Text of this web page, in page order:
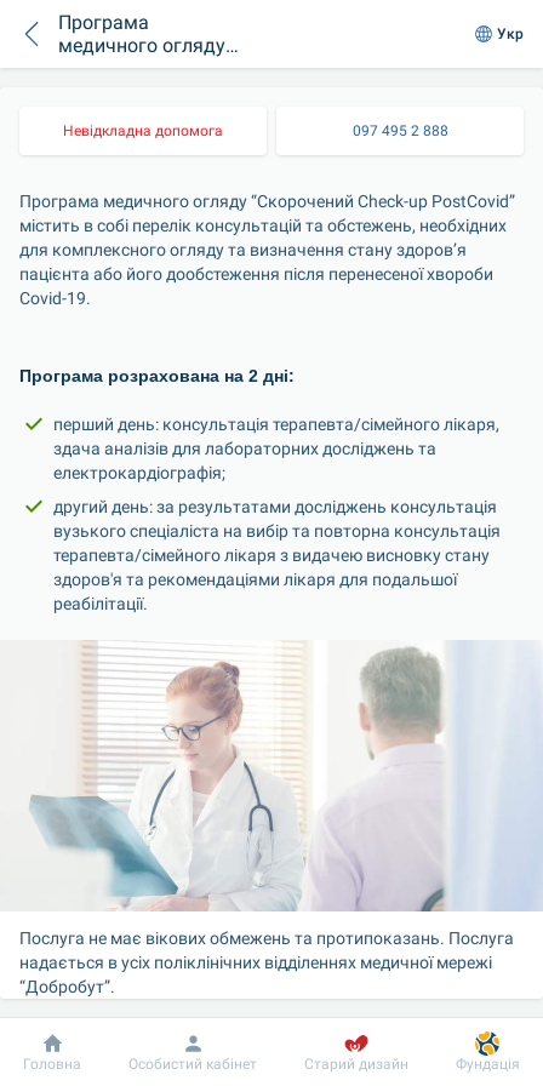
Програма
медичного огляду
“Скорочений Check-
Укр
Невідкладна допомога 097 495 2 888
Програма медичного огляду “Скорочений Check-up PostCovid”
містить в собі перелік консультацій та обстежень, необхідних
для комплексного огляду та визначення стану здоров’я
пацієнта або його дообстеження після перенесеної хвороби
Covid-19.
Програма розрахована на 2 дні:
перший день: консультація терапевта/сімейного лікаря,
здача аналізів для лабораторних досліджень та
електрокардіографія;
другий день: за результатами досліджень консультація
вузького спеціаліста на вибір та повторна консультація
терапевта/сімейного лікаря з видачею висновку стану
здоров'я та рекомендаціями лікаря для подальшої
реабілітації.
Послуга не має вікових обмежень та протипоказань. Послуга
надається в усіх поліклінічних відділеннях медичної мережі
“Добробут”.
Термін дії програми: 2 місяці після внесення оплати.
Добробут Інформація Пацієнту
Головна Особистий кабінет Старий дизайн Фундація